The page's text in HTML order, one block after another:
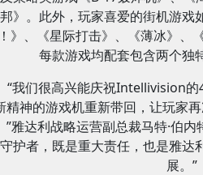
邦》。此外，玩家喜爱的街机游戏
》、《星际打击》、《薄冰》、
每款游戏均配套包含两个独
“我们很高兴能庆祝Intellivision
精神的游戏机重新带回，让玩家
”雅达利战略运营副总裁马特·伯
护者，既是重大责任，也是雅达
展。”